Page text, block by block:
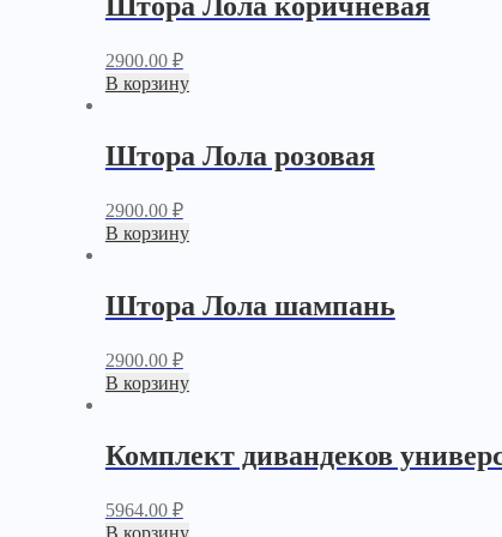
2900.00 ₽
В корзину
Штора Лола розовая
2900.00 ₽
В корзину
Штора Лола шампань
2900.00 ₽
В корзину
Комплект дивандеков
5964.00 ₽
В корзину